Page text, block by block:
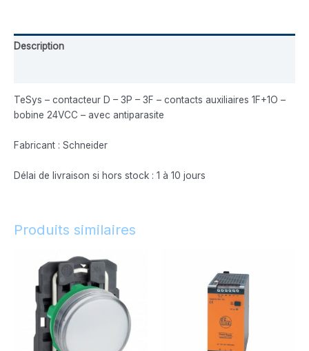
Description
TeSys – contacteur D – 3P – 3F – contacts auxiliaires 1F+1O –
bobine 24VCC – avec antiparasite
Fabricant : Schneider
Délai de livraison si hors stock : 1 à 10 jours
Produits similaires